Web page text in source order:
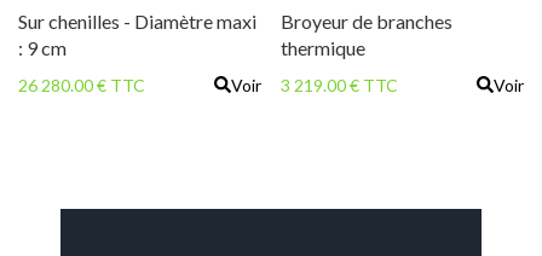
R240BHHP21CN
Sur chenilles - Diamètre maxi
: 9 cm
26 280.00 € TTC Voir
Broyeur de branches
thermique
3 219.00 € TTC Voir